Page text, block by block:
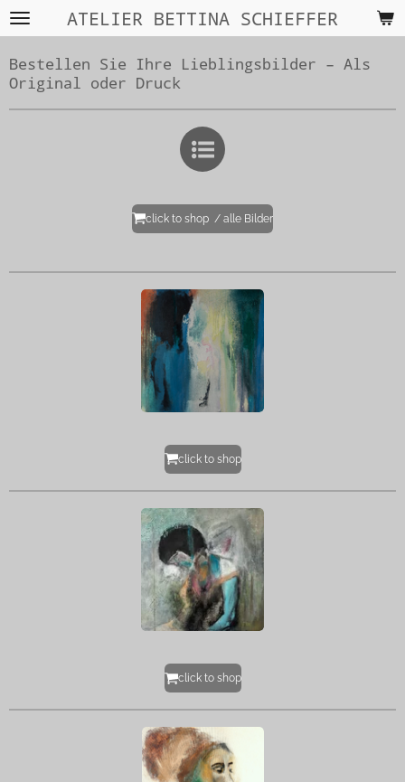
Zum
ATELIER BETTINA SCHIEFFER
Bestellen Sie Ihre Lieblingsbilder – Als
Original oder Druck
click to shop / alle Bilder
click to shop
click to shop